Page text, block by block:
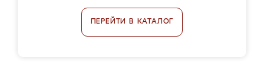
ПЕРЕЙТИ В КАТАЛОГ